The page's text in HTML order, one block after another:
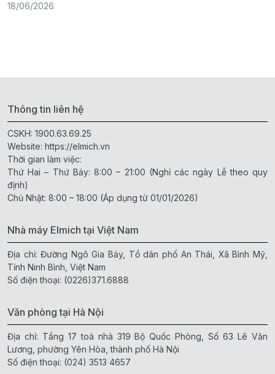
18/06/2026
Thông tin liên hệ
CSKH: 1900.63.69.25
Website: https://elmich.vn
Thời gian làm việc:
Thứ Hai – Thứ Bảy: 8:00 – 21:00 (Nghỉ các ngày Lễ theo quy
định)
Chủ Nhật: 8:00 – 18:00 (Áp dụng từ 01/01/2026)
Nhà máy Elmich tại Việt Nam
Địa chỉ: Đường Ngô Gia Bảy, Tổ dân phố An Thái, Xã Bình Mỹ,
Tỉnh Ninh Bình, Việt Nam
Số điện thoại: (0226)371.6888
Văn phòng tại Hà Nội
Địa chỉ: Tầng 17 toà nhà 319 Bộ Quốc Phòng, Số 63 Lê Văn
Lương, phường Yên Hòa, thành phố Hà Nội
Số điện thoại: (024) 3513 4657